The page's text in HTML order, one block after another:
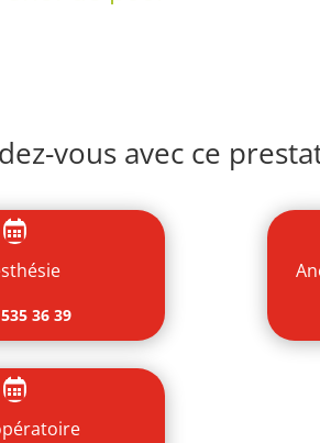
vous avec ce

36 39
